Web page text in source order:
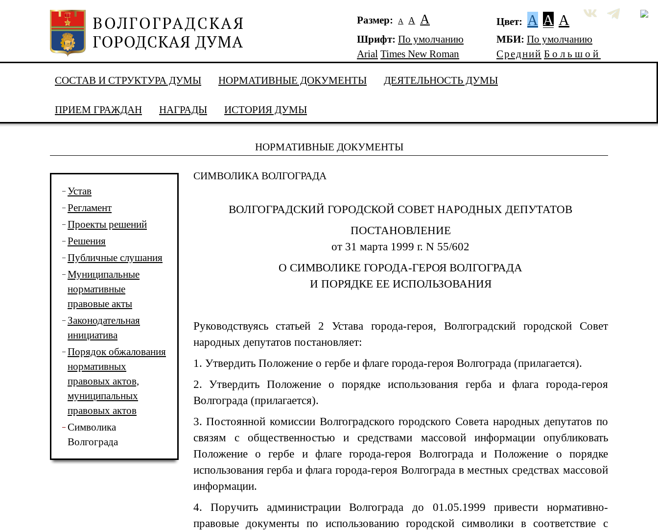
Размер: А А А Цвет: A A A
Шрифт: По умолчанию
Arial Times New Roman
МБИ: По умолчанию
Средний Большой
СОСТАВ И СТРУКТУРА ДУМЫ НОРМАТИВНЫЕ ДОКУМЕНТЫ ДЕЯТЕЛЬНОСТЬ ДУМЫ
ПРИЕМ ГРАЖДАН НАГРАДЫ ИСТОРИЯ ДУМЫ
НОРМАТИВНЫЕ ДОКУМЕНТЫ
Устав
Регламент
Проекты решений
Решения
Публичные слушания
Муниципальные
нормативные
правовые акты
Законодательная
инициатива
Порядок обжалования
нормативных
правовых актов,
муниципальных
правовых актов
Символика
Волгограда
СИМВОЛИКА ВОЛГОГРАДА
ВОЛГОГРАДСКИЙ ГОРОДСКОЙ СОВЕТ НАРОДНЫХ ДЕПУТАТОВ
ПОСТАНОВЛЕНИЕ
от 31 марта 1999 г. N 55/602
О СИМВОЛИКЕ ГОРОДА-ГЕРОЯ ВОЛГОГРАДА
И ПОРЯДКЕ ЕЕ ИСПОЛЬЗОВАНИЯ
Руководствуясь статьей 2 Устава города-героя, Волгоградский городской Совет
народных депутатов постановляет:
1. Утвердить Положение о гербе и флаге города-героя Волгограда (прилагается).
2. Утвердить Положение о порядке использования герба и флага города-героя
Волгограда (прилагается).
3. Постоянной комиссии Волгоградского городского Совета народных депутатов по
связям с общественностью и средствами массовой информации опубликовать
Положение о гербе и флаге города-героя Волгограда и Положение о порядке
использования герба и флага города-героя Волгограда в местных средствах массовой
информации.
4. Поручить администрации Волгограда до 01.05.1999 привести нормативно-
правовые документы по использованию городской символики в соответствие с